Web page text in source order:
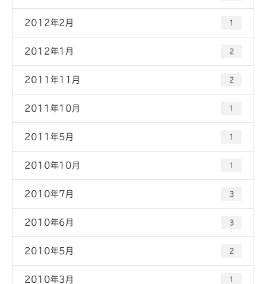
2012年2月 1
2012年1月 2
2011年11月 2
2011年10月 1
2011年5月 1
2010年10月 1
2010年7月 3
2010年6月 3
2010年5月 2
2010年3月 1